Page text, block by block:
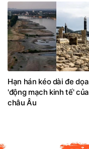
Hạn hán kéo dài đe dọa
'động mạch kinh tế' của
châu Âu